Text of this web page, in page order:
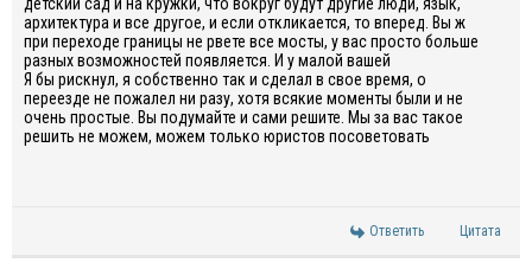
архитектура и все другое, и если откликается, то вперед. Вы ж
при переходе границы не рвете все мосты, у вас просто больше
разных возможностей появляется. И у малой вашей
Я бы рискнул, я собственно так и сделал в свое время, о
переезде не пожалел ни разу, хотя всякие моменты были и не
очень простые. Вы подумайте и сами решите. Мы за вас такое
решить не можем, можем только юристов посоветовать
Ответить Цитата